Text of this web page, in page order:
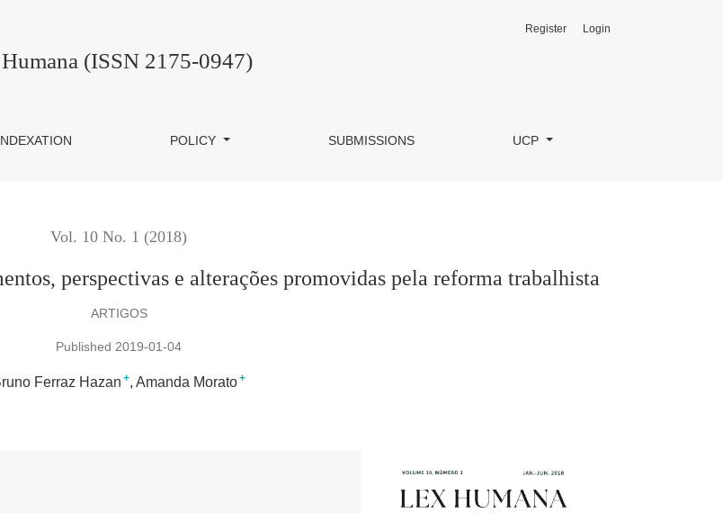
alterações promovidas pela reforma trabalhista
(ISSN 2175-0947)
POLICY SUBMISSIONS UCP
Register Login
Vol. 10 No. 1 (2018)
perspectivas e alterações promovidas pela reforma trabalhista
ARTIGOS
Published 2019-01-04
Ferraz Hazan + Amanda Morato+